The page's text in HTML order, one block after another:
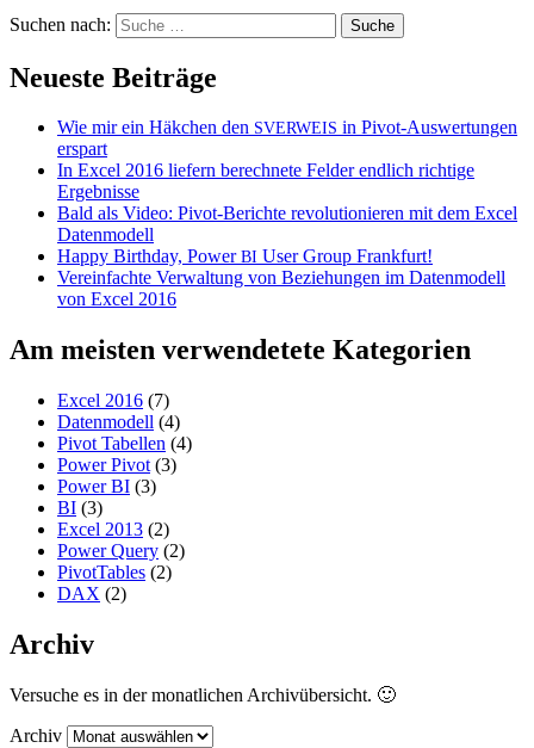
Suchen nach:
Neueste Beiträge
Wie mir ein Häkchen den SVERWEIS in Pivot-Auswertungen
erspart
In Excel 2016 liefern berechnete Felder endlich richtige
Ergebnisse
Bald als Video: Pivot-Berichte revolutionieren mit dem Excel
Datenmodell
Happy Birthday, PowerBI User Group Frankfurt!
Vereinfachte Verwaltung von Beziehungen im Datenmodell
von Excel 2016
Am meisten verwendetete Kategorien
Excel 2016 (7)
Datenmodell (4)
Pivot Tabellen (4)
Power Pivot (3)
Power BI (3)
BI (3)
Excel 2013 (2)
Power Query (2)
PivotTables (2)
DAX (2)
Archiv
Versuche es in der monatlichen Archivübersicht. 🙂
Archiv